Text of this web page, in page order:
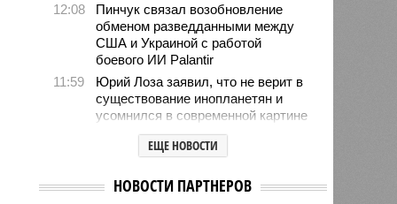
12:08
Пинчук связал возобновление
обменом разведданными между
США и Украиной с работой
боевого ИИ Palantir
11:59
Юрий Лоза заявил, что не верит в
существование инопланетян и
усомнился в современной картине
Женщина выбрала необычное имя
тюрьме
ЕЩЕ НОВОСТИ
НОВОСТИ ПАРТНЕРОВ